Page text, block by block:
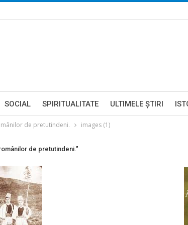
SOCIAL SPIRITUALITATE ULTIMELE ŞTIRI
de pretutindeni. images (1)
de pretutindeni."